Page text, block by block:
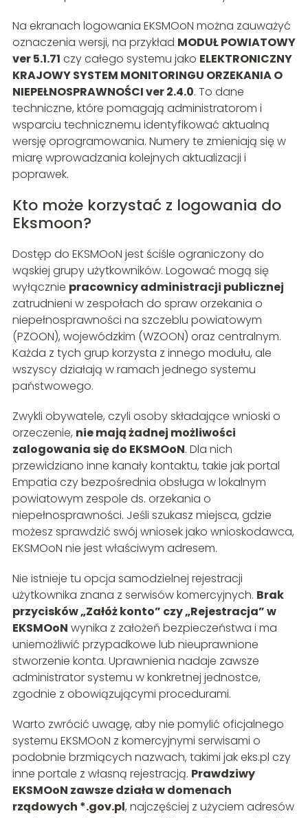
Na ekranach logowania EKSMOoN można zauważyć
oznaczenia wersji, na przykład MODUŁ POWIATOWY
ver 5.1.71 czy całego systemu jako ELEKTRONICZNY
KRAJOWY SYSTEM MONITORINGU ORZEKANIA O
NIEPEŁNOSPRAWNOŚCI ver 2.4.0. To dane
techniczne, które pomagają administratorom i
wsparciu technicznemu identyfikować aktualną
wersję oprogramowania. Numery te zmieniają się w
miarę wprowadzania kolejnych aktualizacji i
poprawek.
Kto może korzystać z logowania do
Eksmoon?
Dostęp do EKSMOoN jest ściśle ograniczony do
wąskiej grupy użytkowników. Logować mogą się
wyłącznie pracownicy administracji publicznej
zatrudnieni w zespołach do spraw orzekania o
niepełnosprawności na szczeblu powiatowym
(PZOON), wojewódzkim (WZOON) oraz centralnym.
Każda z tych grup korzysta z innego modułu, ale
wszyscy działają w ramach jednego systemu
państwowego.
Zwykli obywatele, czyli osoby składające wnioski o
orzeczenie, nie mają żadnej możliwości
zalogowania się do EKSMOoN. Dla nich
przewidziano inne kanały kontaktu, takie jak portal
Empatia czy bezpośrednia obsługa w lokalnym
powiatowym zespole ds. orzekania o
niepełnosprawności. Jeśli szukasz miejsca, gdzie
możesz sprawdzić swój wniosek jako wnioskodawca,
EKSMOoN nie jest właściwym adresem.
Nie istnieje tu opcja samodzielnej rejestracji
użytkownika znana z serwisów komercyjnych. Brak
przycisków „Załóż konto” czy „Rejestracja” w
EKSMOoN wynika z założeń bezpieczeństwa i ma
uniemożliwić przypadkowe lub nieuprawnione
stworzenie konta. Uprawnienia nadaje zawsze
administrator systemu w konkretnej jednostce,
zgodnie z obowiązującymi procedurami.
Warto zwrócić uwagę, aby nie pomylić oficjalnego
systemu EKSMOoN z komercyjnymi serwisami o
podobnie brzmiących nazwach, takimi jak eks.pl czy
inne portale z własną rejestracją. Prawdziwy
EKSMOoN zawsze działa w domenach
rządowych *.gov.pl, najczęściej z użyciem adresów